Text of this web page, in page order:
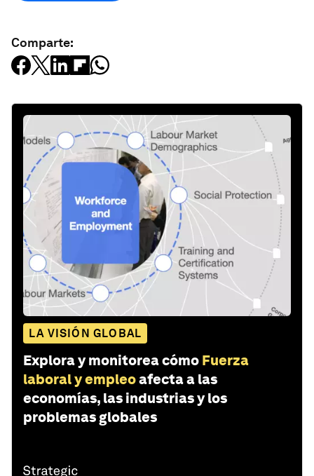
Comparte:
LA VISIÓN GLOBAL
Explora y monitorea cómo Fuerza
laboral y empleoafecta a las
economías, las industrias y los
problemas globales